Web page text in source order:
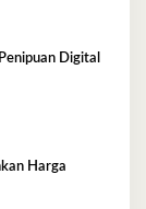
Digital
Harga